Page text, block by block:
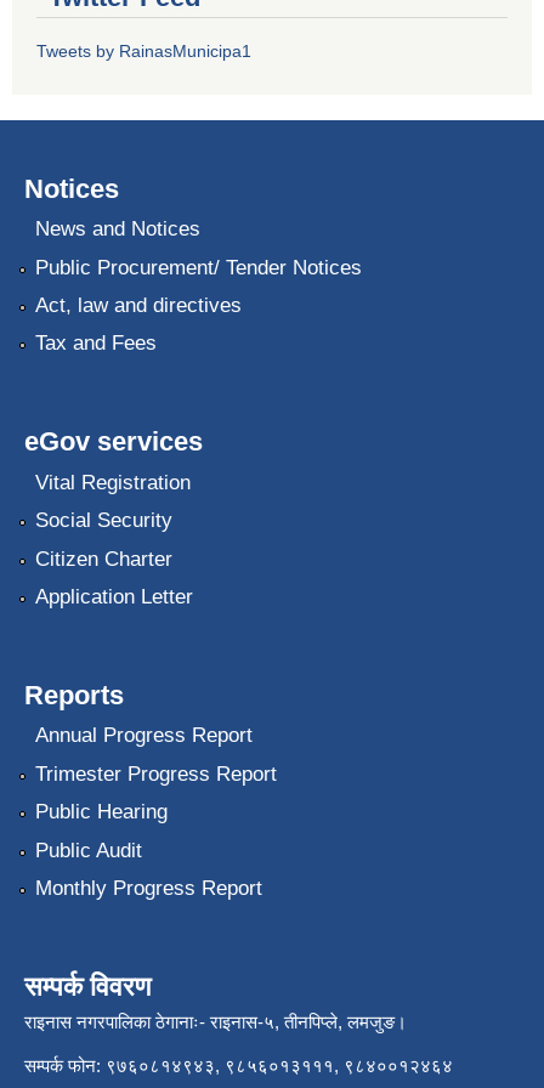
Tweets by RainasMunicipa1
Notices
News and Notices
Public Procurement/ Tender Notices
Act, law and directives
Tax and Fees
eGov services
Vital Registration
Social Security
Citizen Charter
Application Letter
Reports
Annual Progress Report
Trimester Progress Report
Public Hearing
Public Audit
Monthly Progress Report
सम्पर्क विवरण
राइनास नगरपालिका ठेगानाः- राइनास-५, तीनपिप्ले, लमजुङ।
सम्पर्क फोन: ९७६०८१४९४३, ९८५६०१३१११, ९८४००१२४६४